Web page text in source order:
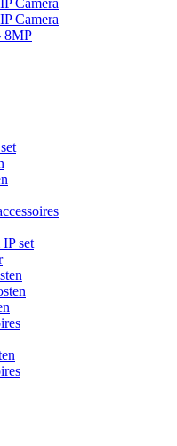
Camera
Camera
8MP
set